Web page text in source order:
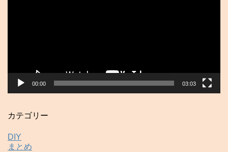
00:00 03:03
カテゴリー
DIY
まとめ